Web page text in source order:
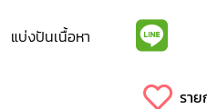
แบ่งปันเนื้อหา
ราย